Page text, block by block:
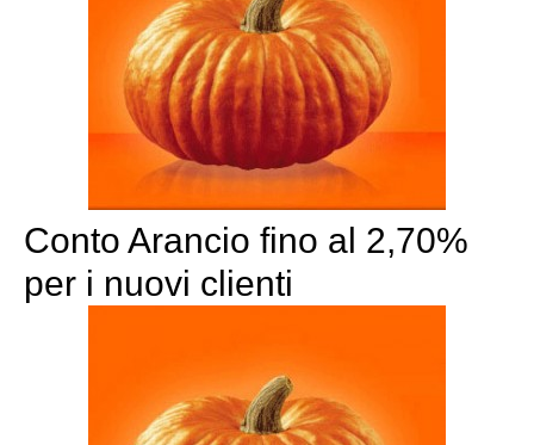
Conto Arancio fino al 2,70%
per i nuovi clienti